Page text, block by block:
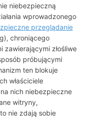
niebezpieczną
wprowadzonego
przeglądanie
chroniącego
złośliwe
próbującymi
ten blokuje
właściciele
nich niebezpieczne
witryny,
nie zdają sobie